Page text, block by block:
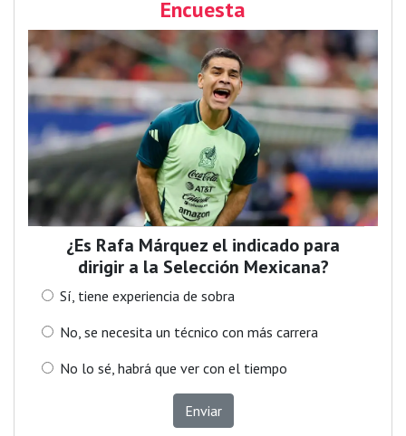
Encuesta
¿Es Rafa Márquez el indicado para
dirigir a la Selección Mexicana?
Sí, tiene experiencia de sobra
No, se necesita un técnico con más carrera
No lo sé, habrá que ver con el tiempo
Enviar